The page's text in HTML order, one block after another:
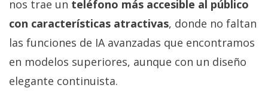
Más
temas
Sorteos
nos trae un teléfono más accesible al público
con características atractivas, donde no faltan
las funciones de IA avanzadas que encontramos
en modelos superiores, aunque con un diseño
elegante continuista.